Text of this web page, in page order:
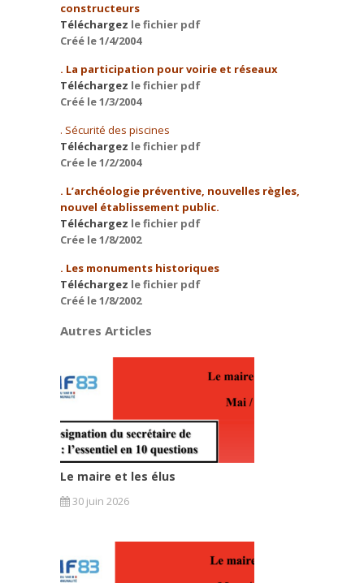
constructeurs
Téléchargez le fichier pdf
Créé le 1/4/2004
. La participation pour voirie et réseaux
Téléchargez le fichier pdf
Créé le 1/3/2004
. Sécurité des piscines
Téléchargez le fichier pdf
Crée le 1/2/2004
. L’archéologie préventive, nouvelles règles,
nouvel établissement public.
Téléchargez le fichier pdf
Crée le 1/8/2002
. Les monuments historiques
Téléchargez le fichier pdf
Créé le 1/8/2002
Autres Articles
Le maire et les élus
30 juin 2026